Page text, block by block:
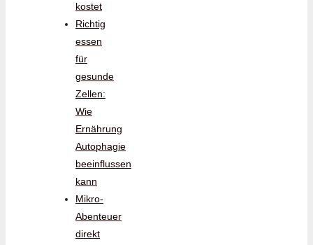
kostet
Richtig
essen
für
gesunde
Zellen:
Wie
Ernährung
Autophagie
beeinflussen
kann
Mikro-
Abenteuer
direkt